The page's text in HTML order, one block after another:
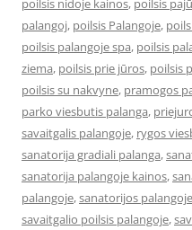
poilsis nidoje kainos, poilsis
palangoj, poilsis Palangoje,
poilsis palangoje spa, poilsis
ziema, poilsis prie jūros, poilsis
poilsis su nakvyne, pramogos
parko viesbutis palanga,
savaitgalis palangoje, rygos
sanatorija gradiali palanga,
sanatorija palangoje kainos,
palangoje,sanatorijos
savaitgalio poilsis palangoje,